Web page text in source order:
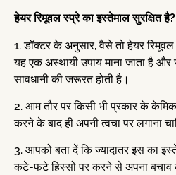
हेयर रिमूवल स्प्रे का इस्तेमाल सुरक्षित है?
1. डॉक्टर के अनुसार, वैसे तो हेयर रिमूवल
यह एक अस्थायी उपाय माना जाता है और
सावधानी की जरूरत होती है।
2. आम तौर पर किसी भी प्रकार के
करने के बाद ही अपनी त्वचा पर लगाना
3. आपको बता दें कि ज्यादातर इस का
कटे-फटे हिस्सों पर करने से अपना बचाव